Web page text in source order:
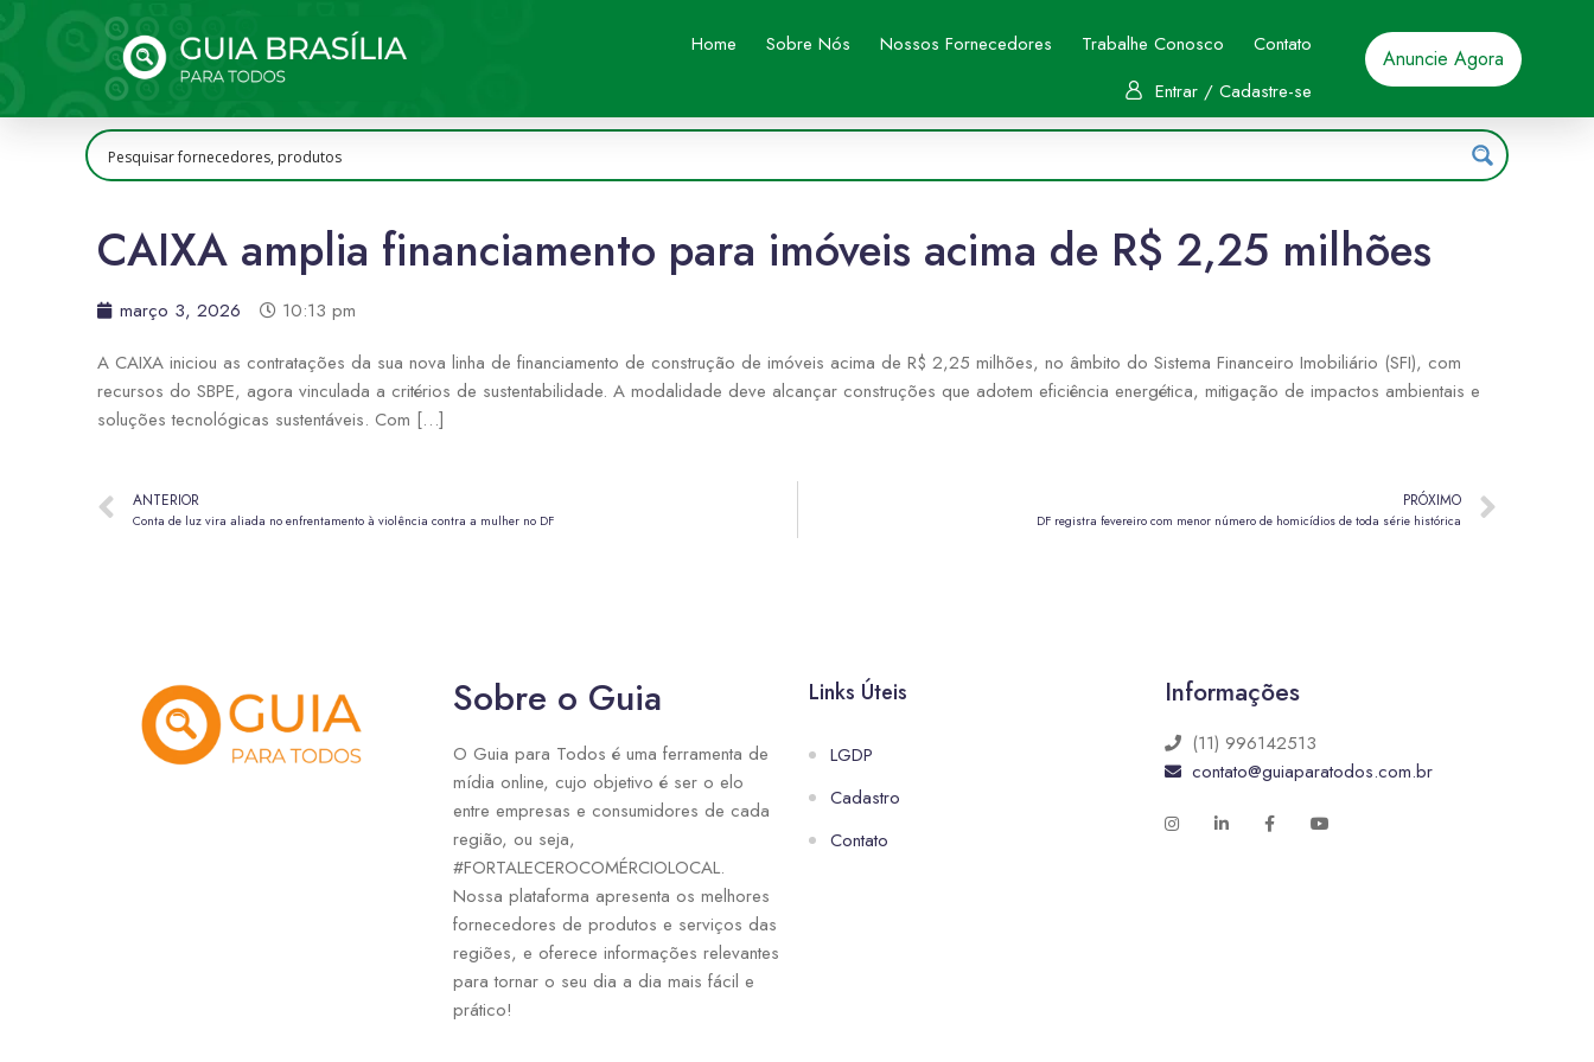
Home Sobre Nós Nossos Fornecedores Trabalhe Conosco
Contato
Entrar / Cadastre-se
Anuncie Agora
CAIXA amplia financiamento para imóveis acima de R$ 2,25 milhões
março 3, 2026
10:13 pm
A CAIXA iniciou as contratações da sua nova linha de financiamento de construção de imóveis acima de R$ 2,25 milhões, no âmbito do Sistema Financeiro Imobiliário (SFI), com
recursos do SBPE, agora vinculada a critérios de sustentabilidade. A modalidade deve alcançar construções que adotem eficiência energética, mitigação de impactos ambientais e
soluções tecnológicas sustentáveis. Com […]
ANTERIOR
Conta de luz vira aliada no enfrentamento à violência contra a mulher no DF
PRÓXIMO
DF registra fevereiro com menor número de homicídios de toda série histórica
Sobre o Guia
O Guia para Todos é uma ferramenta de
mídia online, cujo objetivo é ser o elo
entre empresas e consumidores de cada
região, ou seja,
#FORTALECEROCOMÉRCIOLOCAL.
Nossa plataforma apresenta os melhores
fornecedores de produtos e serviços das
regiões, e oferece informações relevantes
para tornar o seu dia a dia mais fácil e
prático!
Links Úteis
LGDP
Cadastro
Contato
Informações
(11) 996142513
contato@guiaparatodos.com.br